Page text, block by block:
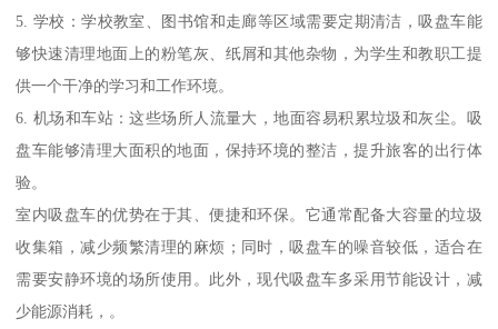
5. 学校：学校教室、图书馆和走廊等区域需要定期清洁，吸盘车能
够快速清理地面上的粉笔灰、纸屑和其他杂物，为学生和教职工提
供一个干净的学习和工作环境。
6. 机场和车站：这些场所人流量大，地面容易积累垃圾和灰尘。吸
盘车能够清理大面积的地面，保持环境的整洁，提升旅客的出行体
验。
室内吸盘车的优势在于其、便捷和环保。它通常配备大容量的垃圾
收集箱，减少频繁清理的麻烦；同时，吸盘车的噪音较低，适合在
需要安静环境的场所使用。此外，现代吸盘车多采用节能设计，减
少能源消耗，。